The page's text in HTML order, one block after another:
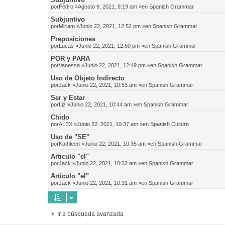
porPedro »Agosto 9, 2021, 9:19 am »en Spanish Grammar
Subjuntivo
porMiriam »Junio 22, 2021, 12:52 pm »en Spanish Grammar
Preposiciones
porLucas »Junio 22, 2021, 12:50 pm »en Spanish Grammar
POR y PARA
porVanessa »Junio 22, 2021, 12:49 pm »en Spanish Grammar
Uso de Objeto Indirecto
porJack »Junio 22, 2021, 10:53 am »en Spanish Grammar
Ser y Estar
porLiz »Junio 22, 2021, 10:44 am »en Spanish Grammar
Chido
porALEX »Junio 22, 2021, 10:37 am »en Spanish Culture
Uso de "SE"
porKathleen »Junio 22, 2021, 10:35 am »en Spanish Grammar
Articulo "el"
porJack »Junio 22, 2021, 10:32 am »en Spanish Grammar
Articulo "el"
porJack »Junio 22, 2021, 10:31 am »en Spanish Grammar
Ir a búsqueda avanzada